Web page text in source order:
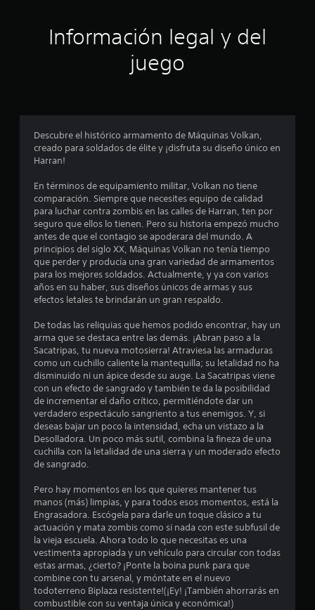
r
l
a
e
n
u
n
o
t
a
l
d
e
3
8
9
c
a
Información legal y del
juego
Descubre el histórico armamento de Máquinas Volkan,
creado para soldados de élite y ¡disfruta su diseño único en
Harran!
En términos de equipamiento militar, Volkan no tiene
comparación. Siempre que necesites equipo de calidad
para luchar contra zombis en las calles de Harran, ten por
seguro que ellos lo tienen. Pero su historia empezó mucho
antes de que el contagio se apoderara del mundo. A
principios del siglo XX, Máquinas Volkan no tenía tiempo
que perder y producía una gran variedad de armamentos
para los mejores soldados. Actualmente, y ya con varios
años en su haber, sus diseños únicos de armas y sus
efectos letales te brindarán un gran respaldo.
De todas las reliquias que hemos podido encontrar, hay un
arma que se destaca entre las demás. ¡Abran paso a la
Sacatripas, tu nueva motosierra! Atraviesa las armaduras
como un cuchillo caliente la mantequilla; su letalidad no ha
disminuido ni un ápice desde su auge. La Sacatripas viene
con un efecto de sangrado y también te da la posibilidad
de incrementar el daño crítico, permitiéndote dar un
verdadero espectáculo sangriento a tus enemigos. Y, si
deseas bajar un poco la intensidad, echa un vistazo a la
Desolladora. Un poco más sutil, combina la fineza de una
cuchilla con la letalidad de una sierra y un moderado efecto
de sangrado.
Pero hay momentos en los que quieres mantener tus
manos (más) limpias, y para todos esos momentos, está la
Engrasadora. Escógela para darle un toque clásico a tu
actuación y mata zombis como si nada con este subfusil de
la vieja escuela. Ahora todo lo que necesitas es una
vestimenta apropiada y un vehículo para circular con todas
estas armas, ¿cierto? ¡Ponte la boina punk para que
combine con tu arsenal, y móntate en el nuevo
todoterreno Biplaza resistente!(¡Ey! ¡También ahorrarás en
combustible con su ventaja única y económica!)